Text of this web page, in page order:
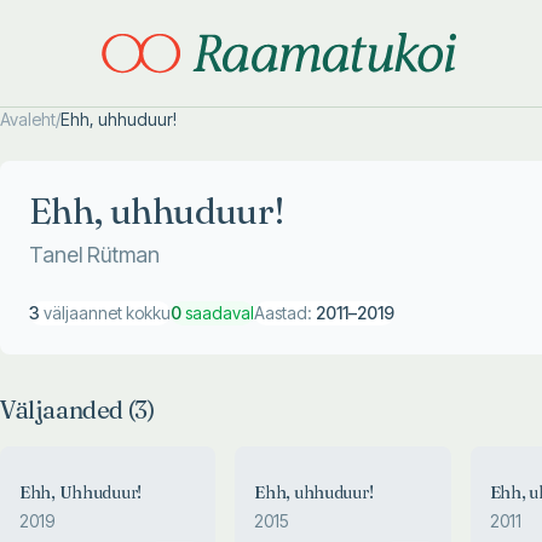
Avaleht/Ehh, uhhuduur!
Ehh, uhhuduur!
Tanel Rütman
3 väljaannet kokku0saadavalAastad: 2011–2019
Väljaanded (3)
Ehh, Uhhuduur!
2019
Ehh, uhhuduur!
2015
Ehh,
2011